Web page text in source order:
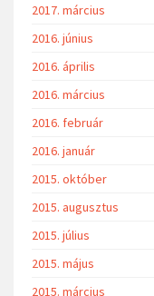
2017. március
2016. június
2016. április
2016. március
2016. február
2016. január
2015. október
2015. augusztus
2015. július
2015. május
2015. március